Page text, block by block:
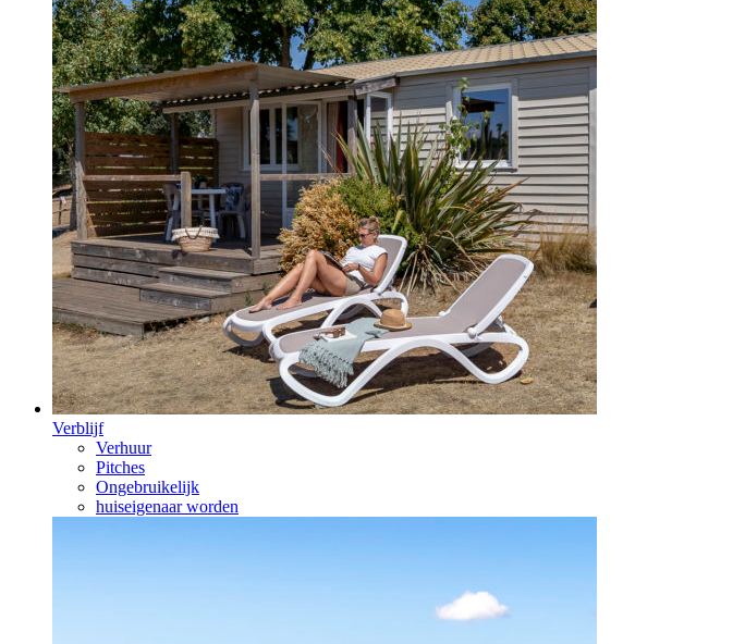
Verblijf
Verhuur
Pitches
Ongebruikelijk
huiseigenaar worden